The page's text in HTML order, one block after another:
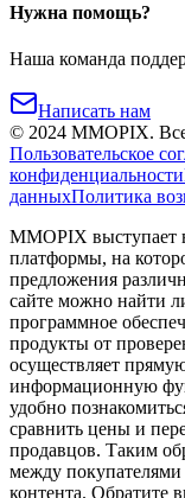
Нужна помощь?
Наша команда
Написать нам
© 2024 MMOPIX.
Пользовательское
конфиденциальности
данныхПолитика
MMOPIX выступает
платформы, на
предложения
сайте можно найти
программное
продукты от
осуществляет
информационную
удобно
сравнить цены и
продавцов. Таким
между
контента. Обратите